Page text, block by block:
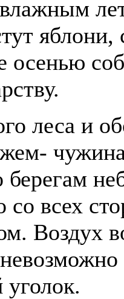
осенью
леса и
со всех
Воздух